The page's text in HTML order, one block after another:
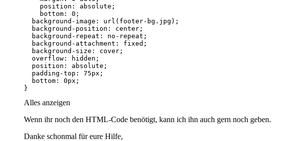
}
Alles anzeigen
Wenn ihr noch den HTML-Code benötigt, kann ich ihn auch gern noch geben.
Danke schonmal für eure Hilfe,